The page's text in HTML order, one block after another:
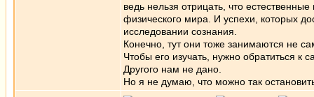
ведь нельзя отрицать, что
физического мира. И успехи, которых
исследовании сознания.
Конечно, тут они тоже занимаются не
Чтобы его изучать, нужно обратиться к
Другого нам не дано.
Но я не думаю, что можно так